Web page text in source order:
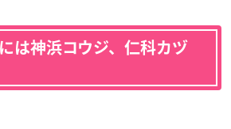
は神浜コウジ、仁科カヅ